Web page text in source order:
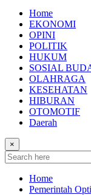
Home
EKONOMI
OPINI
POLITIK
HUKUM
SOSIAL
OLAHRAGA
KESEHATAN
HIBURAN
OTOMOTIF
Daerah
×
Home
Pemerintah